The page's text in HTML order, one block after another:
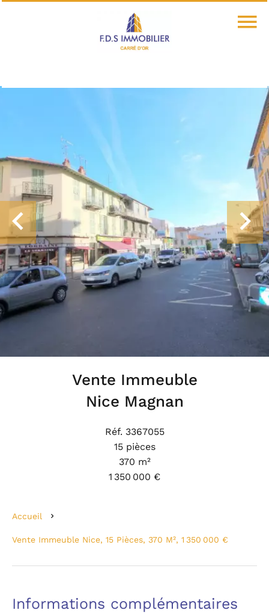
Vente Immeuble
Nice Magnan
Réf. 3367055
15 pièces
370 m²
1 350 000 €
Accueil
Vente Immeuble Nice, 15 Pièces, 370 M², 1 350 000 €
Informations complémentaires